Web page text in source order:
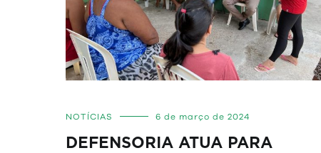
NOTÍCIAS 6 de março de 2024
DEFENSORIA ATUA PARA